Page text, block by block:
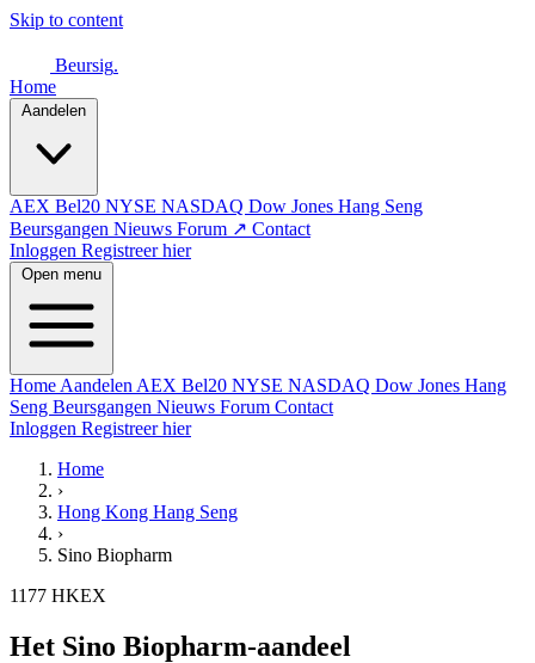
Skip to content
Beursig.
Home
AEX Bel20 NYSE NASDAQ Dow Jones Hang Seng
Beursgangen Nieuws Forum ↗ Contact
Inloggen Registreer hier
Open menu
Home Aandelen AEX Bel20 NYSE NASDAQ Dow Jones Hang
Seng Beursgangen Nieuws Forum Contact
Inloggen Registreer hier
Home
›
Hong Kong Hang Seng
›
Sino Biopharm
1177 HKEX
Het Sino Biopharm-aandeel